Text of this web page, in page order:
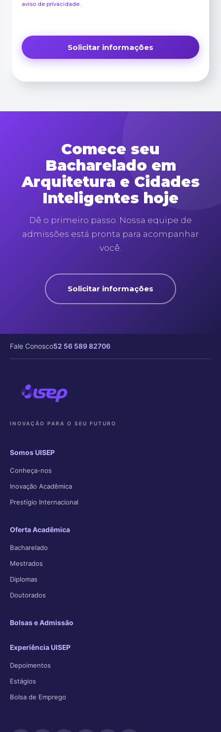
aviso de privacidade.
Comece seu
Bacharelado em
Arquitetura e Cidades
Inteligentes hoje
Dê o primeiro passo. Nossa equipe de
admissões está pronta para acompanhar
você.
Solicitar informações
Fale Conosco52 56 589 82706
INOVAÇÃO PARA O SEU FUTURO
Somos UISEP
Conheça-nos
Inovação Acadêmica
Prestígio Internacional
Oferta Acadêmica
Bacharelado
Mestrados
Diplomas
Doutorados
Bolsas e Admissão
Experiência UISEP
Depoimentos
Estágios
Bolsa de Emprego